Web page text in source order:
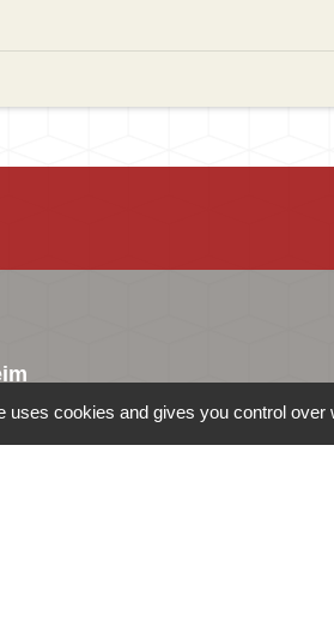
uses cookies and gives you control over